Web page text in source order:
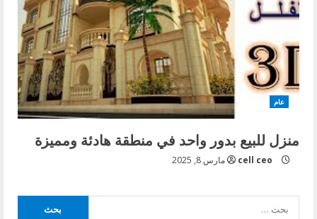
عام
منزل للبيع بدور واحد في منطقة هادئة ومميزة
cell ceo مارس 8, 2025